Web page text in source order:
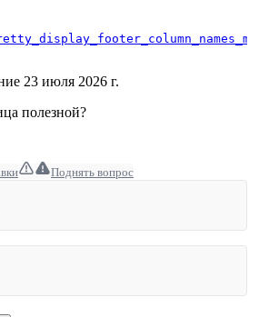
23 июля 2026 г.
полезной?
Поднять вопрос